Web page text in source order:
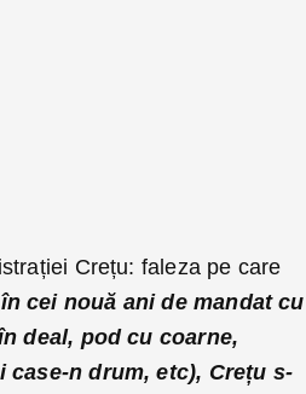
Crețu: faleza pe care
cei nouă ani de mandat cu
deal, pod cu coarne,
n drum, etc), Crețu s-